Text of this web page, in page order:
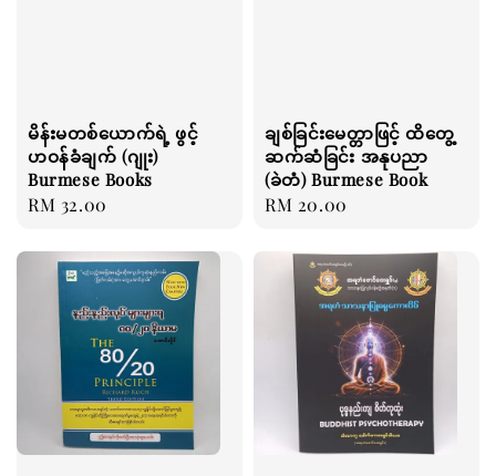
မိန်းမတစ်ယောက်ရဲ့ ဖွင့်
ဟဝန်ခံချက် (ဂျုး)
Burmese Books
Regular
RM 32.00
ချစ်ခြင်းမေတ္တာဖြင့် ထိတွေ့
ဆက်ဆံခြင်း အနုပညာ
(ခဲတံ) Burmese Book
Regular
RM 20.00